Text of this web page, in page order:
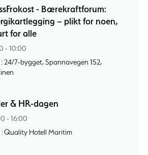
- Bærekraftforum:
– plikt for noen,
for alle
- 10:00
: 24/7-bygget, Spannavegen 152,
& HR-dagen
- 16:00
: Quality Hotell Maritim